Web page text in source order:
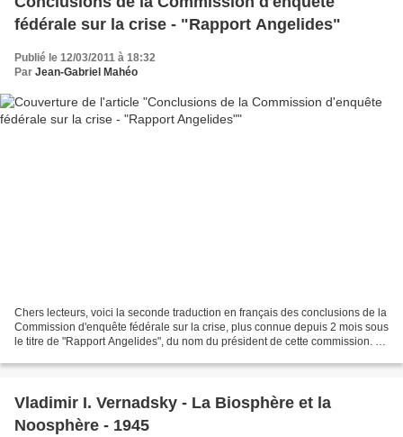
fédérale sur la crise - "Rapport Angelides"
Publié le 12/03/2011 à 18:32
Par Jean-Gabriel Mahéo
Chers lecteurs, voici la seconde traduction en français des conclusions de la
Commission d'enquête fédérale sur la crise, plus connue depuis 2 mois sous
le titre de "Rapport Angelides", du nom du président de cette commission. La
Vladimir I. Vernadsky - La Biosphère et la
Noosphère - 1945